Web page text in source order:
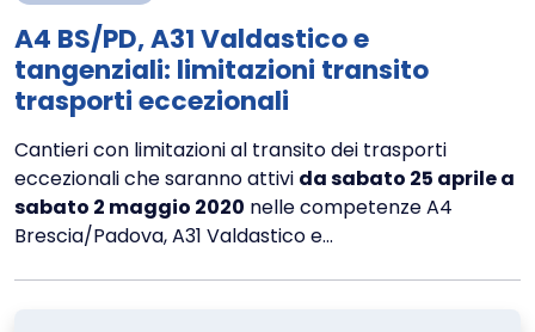
A4 BS/PD, A31 Valdastico e
tangenziali: limitazioni transito
trasporti eccezionali
Cantieri con limitazioni al transito dei trasporti
eccezionali che saranno attivi da sabato 25 aprile a
sabato 2 maggio 2020 nelle competenze A4
Brescia/Padova, A31 Valdastico e...